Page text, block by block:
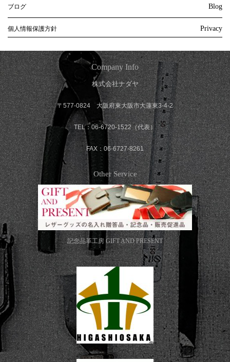
ブログ Blog
個人情報保護方針 Privacy
Company Info
株式会社ナダヤ
〒577-0824 大阪府東大阪市大蓮東3-4-2
TEL：06-6720-1522（代表）
FAX：06-6727-8261
Other Service
記念品革工房 GIFT AND PRESENT